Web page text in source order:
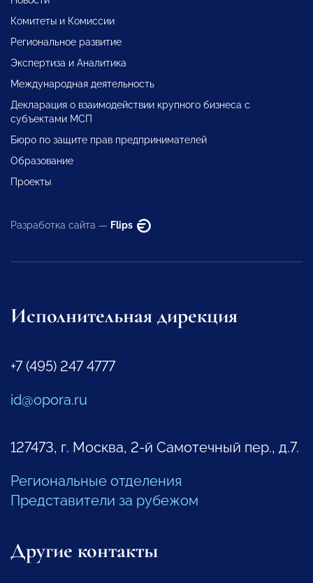
Комитеты и Комиссии
Региональное развитие
Экспертиза и Аналитика
Международная деятельность
Декларация о взаимодействии крупного бизнеса с
субъектами МСП
Бюро по защите прав предпринимателей
Образование
Проекты
Разработка сайта — Flips
Исполнительная дирекция
+7 (495) 247 4777
id@opora.ru
127473, г. Москва, 2-й Самотечный пер., д.7.
Региональные отделения
Представители за рубежом
Другие контакты